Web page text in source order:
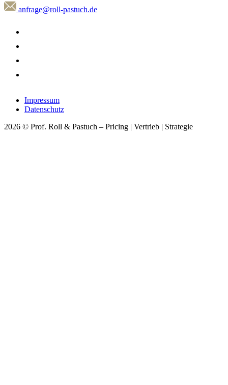
anfrage@roll-pastuch.de
Impressum
Datenschutz
2026 © Prof. Roll & Pastuch – Pricing | Vertrieb | Strategie